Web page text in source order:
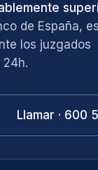
de España,
los juzgados
Llamar · 600